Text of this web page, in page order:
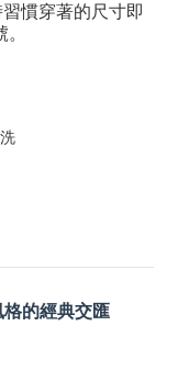
慣穿著的尺寸即
的經典交匯